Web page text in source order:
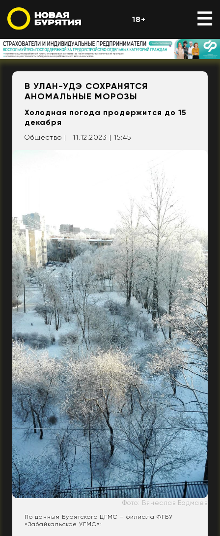
18+
В УЛАН-УДЭ СОХРАНЯТСЯ
АНОМАЛЬНЫЕ МОРОЗЫ
Холодная погода продержится до 15
декабря
Общество | 11.12.2023 | 15:45
Фото: Вячеслав Бадмаев
По данным Бурятского ЦГМС – филиала ФГБУ
«Забайкальское УГМС»: